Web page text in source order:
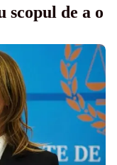
de a o